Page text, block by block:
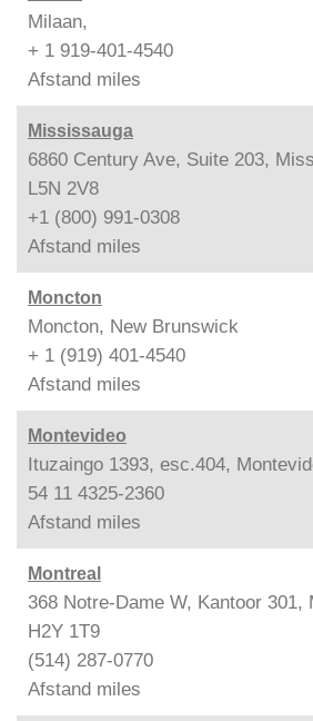
Milaan,
+ 1 919-401-4540
Afstand miles
Mississauga
6860 Century Ave, Suite 203,
L5N 2V8
+1 (800) 991-0308
Afstand miles
Moncton
Moncton, New Brunswick
+ 1 (919) 401-4540
Afstand miles
Montevideo
Ituzaingo 1393, esc.404,
54 11 4325-2360
Afstand miles
Montreal
368 Notre-Dame W, Kantoor 301,
H2Y 1T9
(514) 287-0770
Afstand miles